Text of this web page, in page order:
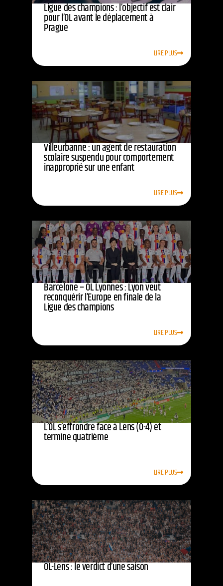
Ligue des champions : l’objectif est clair
pour l’OL avant le déplacement à
Prague
LIRE PLUS
Villeurbanne : un agent de restauration
scolaire suspendu pour comportement
inapproprié sur une enfant
LIRE PLUS
Barcelone – OL Lyonnes : Lyon veut
reconquérir l’Europe en finale de la
Ligue des champions
LIRE PLUS
L’OL s’effrondre face à Lens (0-4) et
termine quatrième
LIRE PLUS
OL-Lens : le verdict d’une saison